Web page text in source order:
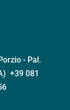
- Pal.
+39 081